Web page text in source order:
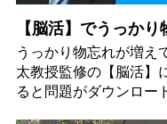
【脳活】でうっか
うっかり物忘れが増
太教授監修の【脳活
ると問題がダウンロー